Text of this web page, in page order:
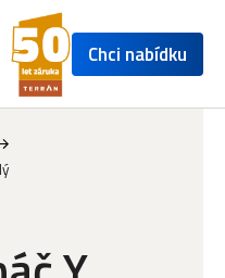
Chci nabídku